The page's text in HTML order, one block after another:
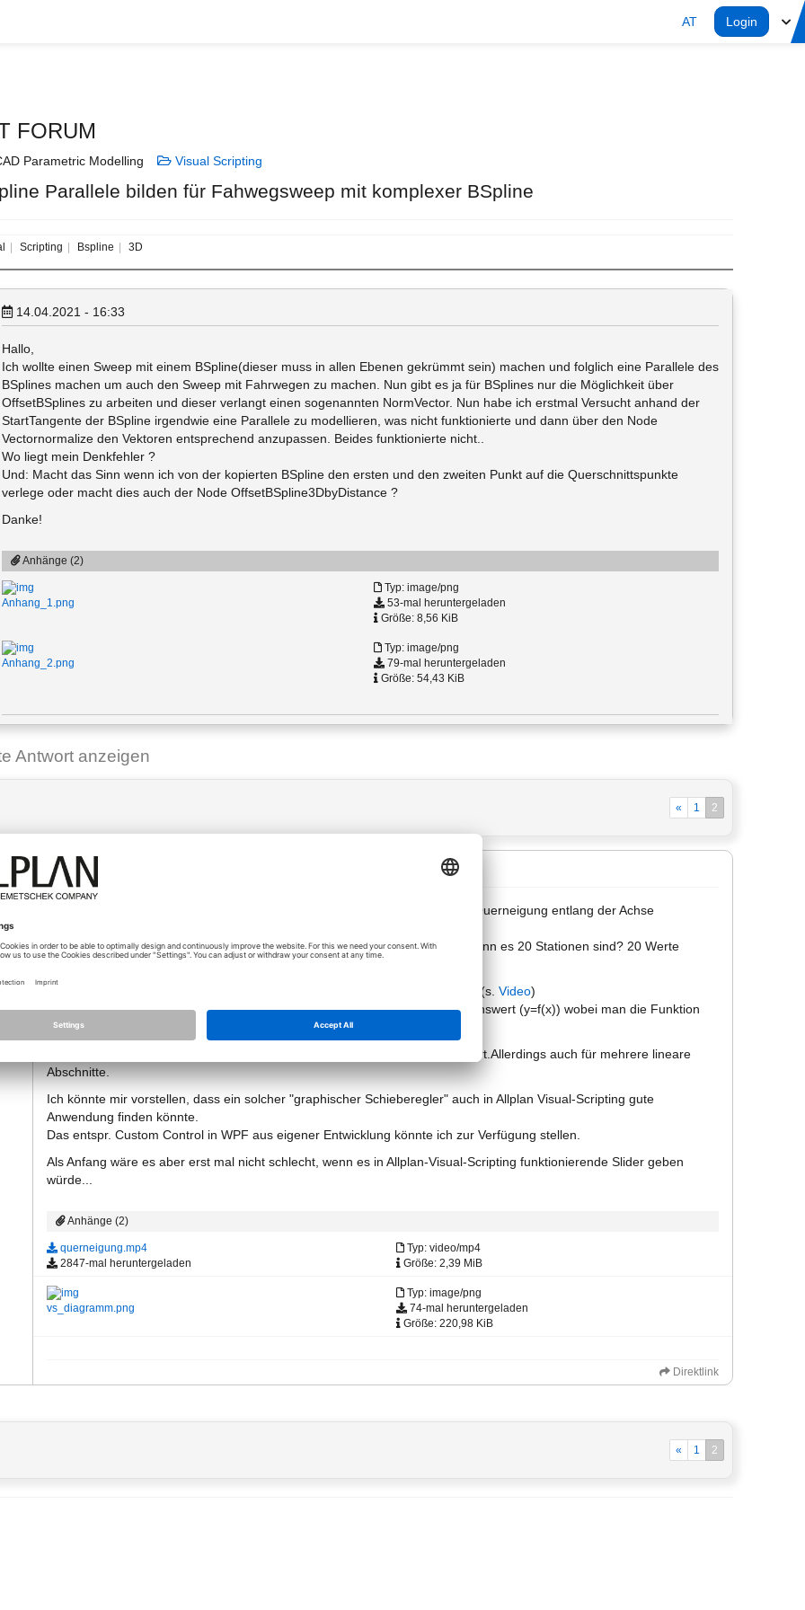
AT Login
FORUM
Parametric Modelling Visual Scripting
Parallele bilden für Fahwegsweep mit komplexer BSpline
Scripting Bspline 3D
14.04.2021 - 16:33
Hallo,
Ich wollte einen Sweep mit einem BSpline(dieser muss in allen Ebenen gekrümmt sein) machen und folglich eine Parallele des
BSplines machen um auch den Sweep mit Fahrwegen zu machen. Nun gibt es ja für BSplines nur die Möglichkeit über
OffsetBSplines zu arbeiten und dieser verlangt einen sogenannten NormVector. Nun habe ich erstmal Versucht anhand der
StartTangente der BSpline irgendwie eine Parallele zu modellieren, was nicht funktionierte und dann über den Node
Vectornormalize den Vektoren entsprechend anzupassen. Beides funktionierte nicht..
Wo liegt mein Denkfehler ?
Und: Macht das Sinn wenn ich von der kopierten BSpline den ersten und den zweiten Punkt auf die Querschnittspunkte
verlege oder macht dies auch der Node OffsetBSpline3DbyDistance ?
Danke!
Anhänge (2)
Anhang_1.png
Typ: image/png
53-mal heruntergeladen
Größe: 8,56 KiB
Anhang_2.png
Typ: image/png
79-mal heruntergeladen
Größe: 54,43 KiB
Antwort anzeigen
« 1 2
28.04.2021 - 09:44
..für Deinen Zweck wäre sicher ein graphische Eingabe für den Verlauf der Querneigung entlang der Achse
Dort 10 Werte einzutippen ist nicht wirklich hilfreich! Und was macht man, wenn es 20 Stationen sind? 20 Werte
Bei Grashopper gibt es ein sehr mächtiges Node dafür, den "GraphMapper".(s. Video)
Dieser verwandelt die Eingabewerte (x-Werte) in einen zugehörigen Funktionswert (y=f(x)) wobei man die Funktion
frei wählen kann.
Ich habe das mal exemplarisch in meinem Visual-Scripting-Tool implementiert.Allerdings auch für mehrere lineare
Abschnitte.
Ich könnte mir vorstellen, dass ein solcher "graphischer Schieberegler" auch in Allplan Visual-Scripting gute
Anwendung finden könnte.
Das entspr. Custom Control in WPF aus eigener Entwicklung könnte ich zur Verfügung stellen.
Als Anfang wäre es aber erst mal nicht schlecht, wenn es in Allplan-Visual-Scripting funktionierende Slider geben
würde...
Anhänge (2)
querneigung.mp4
Typ: video/mp4
2847-mal heruntergeladen
Größe: 2,39 MiB
vs_diagramm.png
Typ: image/png
74-mal heruntergeladen
Größe: 220,98 KiB
Direktlink
« 1 2